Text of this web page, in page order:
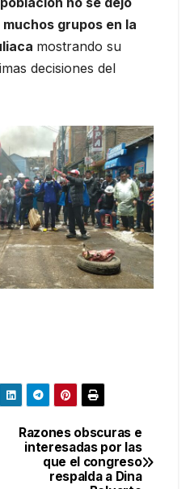
grupos en la
mostrando su
decisiones del
Razones obscuras e
interesadas por las
que el congreso
respalda a Dina